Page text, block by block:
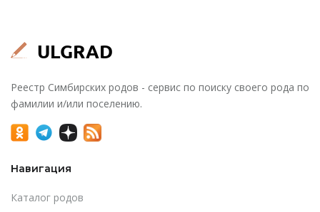
Реестр Симбирских родов - сервис по поиску своего рода по
фамилии и/или поселению.
Навигация
Каталог родов